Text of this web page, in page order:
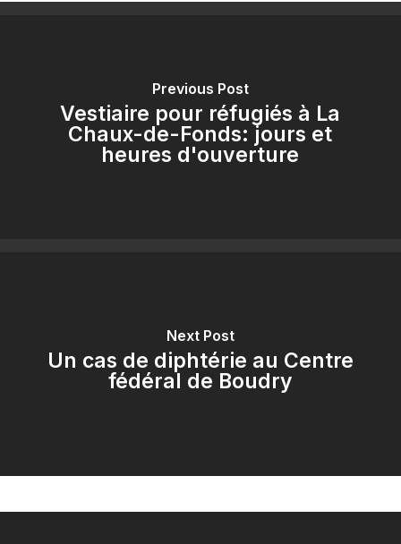
Previous Post
Vestiaire pour réfugiés à La
Chaux-de-Fonds: jours et
heures d'ouverture
Next Post
Un cas de diphtérie au Centre
fédéral de Boudry